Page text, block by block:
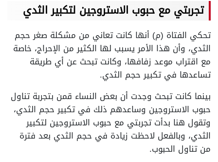
تجربتي مع حبوب الاستروجين لتكبير الثدي
تحكي الفتاة (م) أنها كانت تعاني من مشكلة صغر حجم
الثدي، وأن هذا الأمر يسبب لها الكثير من الإحراج، خاصة
مع اقتراب موعد زفافها، وكانت تبحث عن أي طريقة
تساعدها في تكبير حجم الثدي.
بينما كانت تبحث وجدت أن بعض النساء قمن بتجربة تناول
حبوب الاستروجين وساعدهم ذلك في تكبير حجم الثدي،
وتقول هنا بدأت تجربتي مع حبوب الاستروجين لتكبير
الثدي، وبالفعل لاحظت زيادة في حجم الثدي بعد فترة
من تناول الحبوب.